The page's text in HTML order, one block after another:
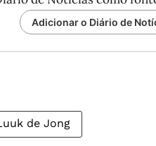
Adicionar o Diário de
de Jong